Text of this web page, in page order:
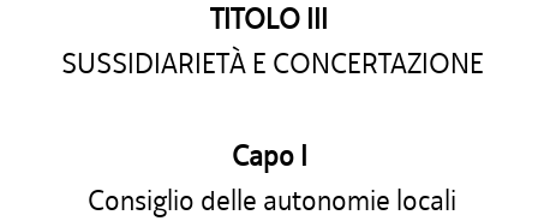
TITOLO III
SUSSIDIARIETÀ E CONCERTAZIONE
Capo I
Consiglio delle autonomie locali